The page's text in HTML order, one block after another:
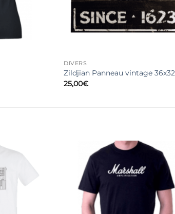
DIVERS
Zildjian Panneau vintage
25,00€